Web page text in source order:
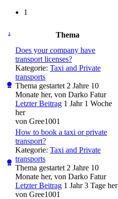
1
Thema
Does your company have
transport licenses?
Kategorie: Taxi and Private
transports
Thema gestartet 2 Jahre 10
Monate her, von Darko Fatur
Letzter Beitrag 1 Jahr 1 Woche
her
von Gree1001
How to book a taxi or private
transport?
Kategorie: Taxi and Private
transports
Thema gestartet 2 Jahre 10
Monate her, von Darko Fatur
Letzter Beitrag 1 Jahr 3 Tage her
von Gree1001